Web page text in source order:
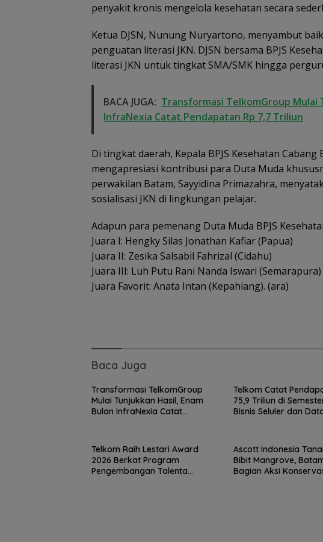
penyakit kronis mengelola kesehatan secara
Ketua DJSN, Nunung Nuryartono, menyambut
penguatan literasi JKN. DJSN bersama BPJS
literasi JKN untuk tingkat SMA/SMK hingga
BACA JUGA: Transformasi TelkomGroup Mulai
InfraNexia Catat Pendapatan Rp 7,7 Triliun
Di tingkat daerah, Kepala BPJS Kesehatan
mengapresiasi kontribusi para Duta Muda
perwakilan Batam, Sayyidina Primazahra,
sosialisasi JKN di lingkungan pelajar.
Adapun para pemenang Duta Muda BPJS
Juara I: Hengky Silas Jonathan Kafiar (Papua)
Juara II: Zesika Salsabil Fahrizal (Cidahu)
Juara III: Luh Putu Rani Nanda Iswari (Semarapura)
Juara Favorit: Anata Intan (Kepahiang). (ara)
Baca Juga
Transformasi TelkomGroup
Mulai Tunjukkan Hasil, Enam
Bulan InfraNexia Catat
Telkom Catat
75,9 Triliun di
Bisnis Seluler dan
Telkom Raih Lestari Award
2026 Berkat Program
Pengembangan Talenta
Ascott Indonesia
Bibit Mangrove,
Bagian Aksi